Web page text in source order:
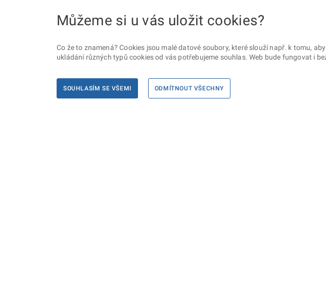
Můžeme si u vás uložit cookies?
Co že to znamená? Cookies jsou malé datové soubory, které slouží např. k tomu,
ukládání různých typů cookies od vás potřebujeme souhlas. Web bude fungovat i
SOUHLASÍM SE VŠEMI ODMÍTNOUT VŠECHNY